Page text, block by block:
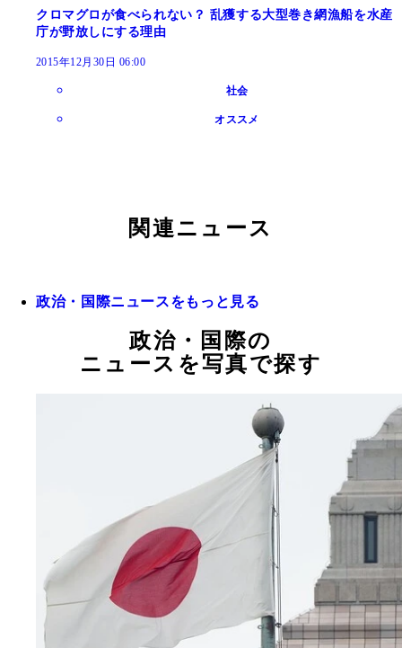
クロマグロが食べられない？ 乱獲する大型巻き網漁船を水産
庁が野放しにする理由
2015年12月30日 06:00
社会
オススメ
関連ニュース
政治・国際ニュースをもっと見る
政治・国際の
ニュースを写真で探す